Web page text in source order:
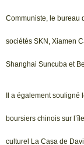
Communiste, le bureau
sociétés SKN, Xiamen
Shanghai Suncuba et
Il a également
boursiers chinois sur
culturel La Casa de